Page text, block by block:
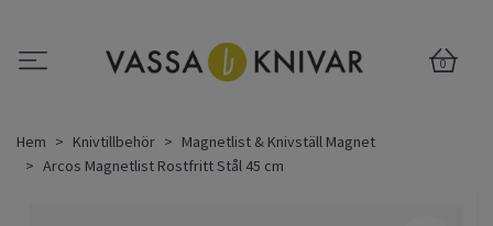
0
Hem Knivtillbehör
Magnetlist & Knivställ Magnet
Arcos Magnetlist Rostfritt Stål 45 cm